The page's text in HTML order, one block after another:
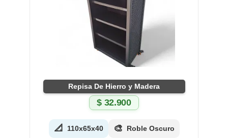
Repisa De Hierro y Madera
$32.900
📐 110x65x40 🎨 Roble Oscuro